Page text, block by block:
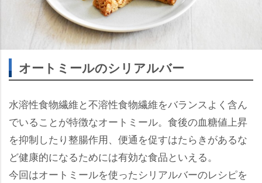
オートミールのシリアルバー
水溶性食物繊維と不溶性食物繊維をバランスよく含ん
でいることが特徴なオートミール。食後の血糖値上昇
を抑制したり整腸作用、便通を促すはたらきがあるな
ど健康的になるためには有効な食品といえる。
今回はオートミールを使ったシリアルバーのレシピを